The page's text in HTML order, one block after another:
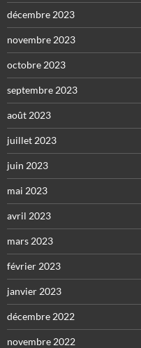
décembre 2023
novembre 2023
octobre 2023
septembre 2023
août 2023
juillet 2023
juin 2023
mai 2023
avril 2023
mars 2023
février 2023
janvier 2023
décembre 2022
novembre 2022